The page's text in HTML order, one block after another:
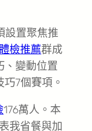
設置聚焦推
體檢推薦群成
、變動位置
7個賽項。
176萬人。本
我省餐與加